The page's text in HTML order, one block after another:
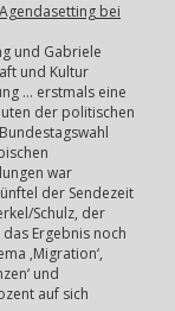
bei
und Gabriele
und Kultur
… erstmals eine
der politischen
war
der Sendezeit
Schulz, der
Ergebnis noch
‚Migration‘,
und
auf sich